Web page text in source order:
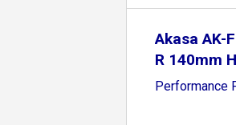
Akasa AK-
R 140mm
Performance